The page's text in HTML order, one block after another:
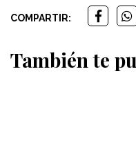
COMPARTIR:
También te